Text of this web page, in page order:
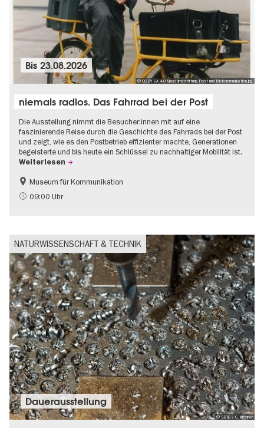
© CC BY SA 4.0 Museumsstiftung Post und Telekommunikation.jpg
Bis23.08.2026
niemals radlos. Das Fahrrad bei der Post
Die Ausstellung nimmt die Besucher:innen mit auf eine
faszinierende Reise durch die Geschichte des Fahrrads bei der Post
und zeigt, wie es den Postbetrieb effizienter machte, Generationen
begeisterte und bis heute ein Schlüssel zu nachhaltiger Mobilität ist.
Weiterlesen
Geschichte
Nachhaltigkeit
Museum für Kommunikation
09:00 Uhr
NATURWISSENSCHAFT & TECHNIK
© SDTB / C. Kirchner
Dauer­aus­stel­lung